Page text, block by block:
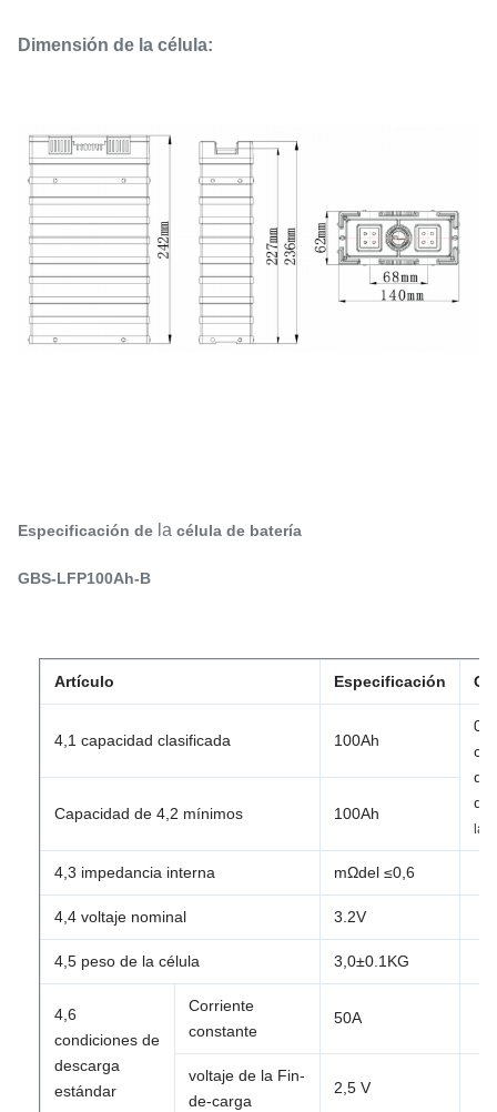
Dimensión de la célula:
Especificación de la célula de batería
GBS-LFP100Ah-B
Artículo Especificación
4,1 capacidad clasificada 100Ah
de
la
Capacidad de 4,2 mínimos 100Ah
4,3 impedancia interna mΩdel ≤0,6
4,4 voltaje nominal 3.2V
4,5 peso de la célula 3,0±0.1KG
4,6
condiciones de
descarga
estándar
Corriente
constante
50A
voltaje de la Fin-
de-carga
2,5 V